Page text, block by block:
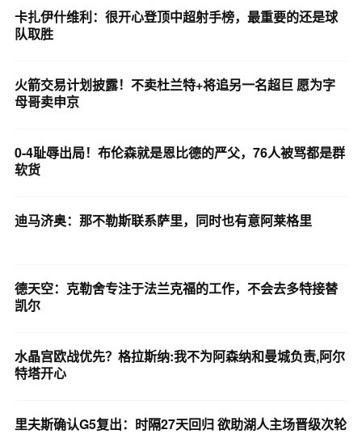
卡扎伊什维利：很开心登顶中超射手榜，最重要的还是球
队取胜
火箭交易计划披露！不卖杜兰特+将追另一名超巨 愿为字
母哥卖申京
0-4耻辱出局！布伦森就是恩比德的严父，76人被骂都是群
软货
迪马济奥：那不勒斯联系萨里，同时也有意阿莱格里
德天空：克勒舍专注于法兰克福的工作，不会去多特接替
凯尔
水晶宫欧战优先？格拉斯纳:我不为阿森纳和曼城负责,阿尔
特塔开心
里夫斯确认G5复出：时隔27天回归 欲助湖人主场晋级次轮